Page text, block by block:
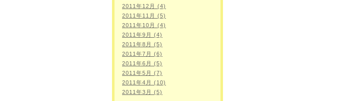
2011年12月 (4)
2011年11月 (5)
2011年10月 (4)
2011年9月 (4)
2011年8月 (5)
2011年7月 (6)
2011年6月 (5)
2011年5月 (7)
2011年4月 (10)
2011年3月 (5)